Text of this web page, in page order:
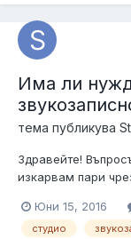
Има ли
тема публикува
Здравейте!
изкарвам пари
нещо за
сигурен.
Юни 15, 2016
студио